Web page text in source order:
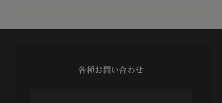
各種お問い合わせ